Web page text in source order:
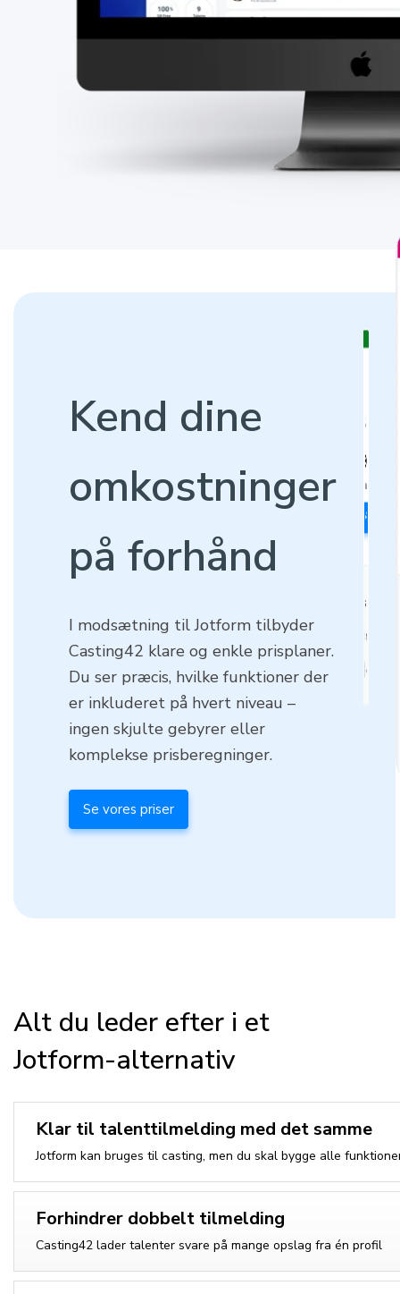
Kend dine
omkostninger
på forhånd
I modsætning til Jotform tilbyder
Casting42 klare og enkle prisplaner.
Du ser præcis, hvilke funktioner der
er inkluderet på hvert niveau –
ingen skjulte gebyrer eller
komplekse prisberegninger.
Se vores priser
Alt du leder efter i et
Jotform-alternativ
Klar til talenttilmelding med det samme
Jotform kan bruges til casting, men du skal bygge alle
Forhindrer dobbelt tilmelding
Casting42 lader talenter svare på mange opslag fra én profil